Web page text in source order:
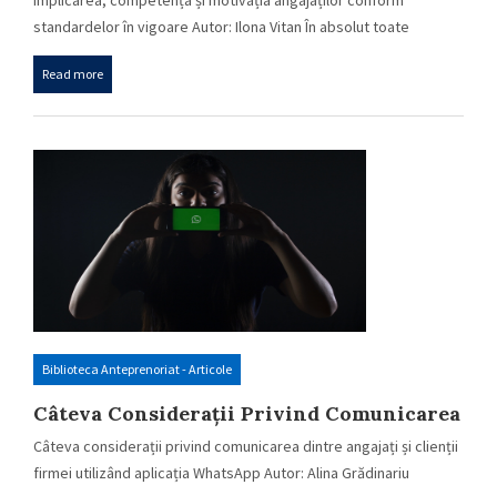
Vigoare
standardelor în vigoare Autor: Ilona Vitan În absolut toate
sectoarele…
Read more
Biblioteca Anteprenoriat - Articole
Câteva Considerații Privind Comunicarea
Dintre Angajați Și Clienții Firmei
Utilizând Aplicația WhatsApp
Câteva considerații privind comunicarea dintre angajați și clienții
firmei utilizând aplicația WhatsApp Autor: Alina Grădinariu